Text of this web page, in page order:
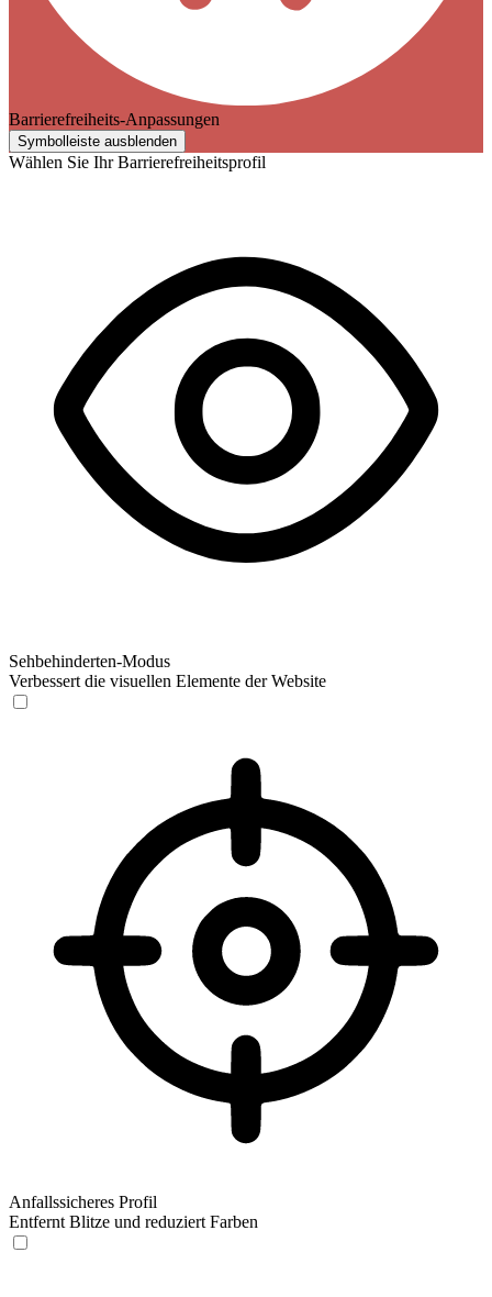
Barrierefreiheits-Anpassungen
Symbolleiste ausblenden
Wählen Sie Ihr Barrierefreiheitsprofil
Sehbehinderten-Modus
Verbessert die visuellen Elemente der Website
Anfallssicheres Profil
Entfernt Blitze und reduziert Farben